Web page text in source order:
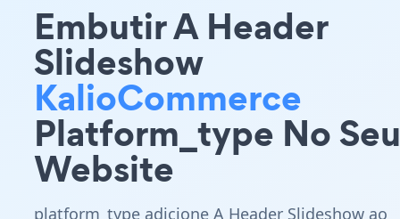
Embutir A Header
Slideshow
KalioCommerce
Platform_type No Seu
Website
platform_type adicione A Header Slideshow ao